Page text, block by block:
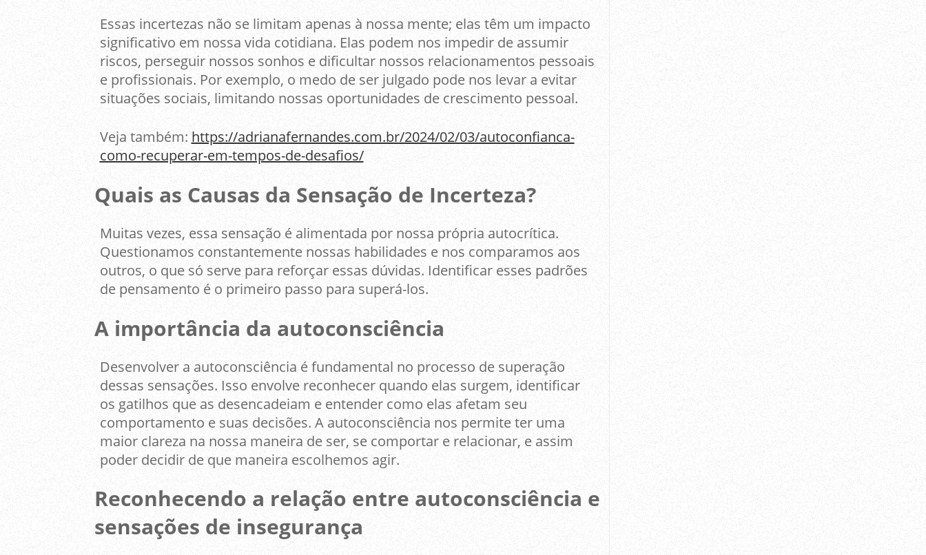
Essas incertezas não se limitam apenas à nossa mente; elas têm um impacto
significativo em nossa vida cotidiana. Elas podem nos impedir de assumir
riscos, perseguir nossos sonhos e dificultar nossos relacionamentos pessoais
e profissionais. Por exemplo, o medo de ser julgado pode nos levar a evitar
situações sociais, limitando nossas oportunidades de crescimento pessoal.
Veja também: https://adrianafernandes.com.br/2024/02/03/autoconfianca-
como-recuperar-em-tempos-de-desafios/
Quais as Causas da Sensação de Incerteza?
Muitas vezes, essa sensação é alimentada por nossa própria autocrítica.
Questionamos constantemente nossas habilidades e nos comparamos aos
outros, o que só serve para reforçar essas dúvidas. Identificar esses padrões
de pensamento é o primeiro passo para superá-los.
A importância da autoconsciência
Desenvolver a autoconsciência é fundamental no processo de superação
dessas sensações. Isso envolve reconhecer quando elas surgem, identificar
os gatilhos que as desencadeiam e entender como elas afetam seu
comportamento e suas decisões. A autoconsciência nos permite ter uma
maior clareza na nossa maneira de ser, se comportar e relacionar, e assim
poder decidir de que maneira escolhemos agir.
Reconhecendo a relação entre autoconsciência e
sensações de insegurança